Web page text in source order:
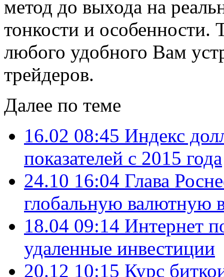
метод до выхода на
тонкости и особенности.
любого удобного Вам
трейдеров.
Далее по теме
16.02 08:45 Индекс
показателей с 2015 года
24.10 16:04 Глава
глобальную валютную
18.04 09:14 Интернет
удаленные инвестиции
20.12 10:15 Курс